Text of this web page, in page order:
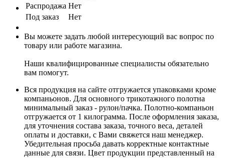
Распродажа Нет
Под заказ
Нет
Вы можете задать любой интересующий вас вопрос по
товару или работе магазина.
Наши квалифицированные специалисты обязательно
вам помогут.
Вся продукция на сайте отгружается упаковками кроме
компаньонов. Для основного трикотажного полотна
минимальный заказ - рулон/пачка. Полотно-компаньон
отгружается от 1 килограмма. После оформления заказа,
для уточнения состава заказа, точного веса, деталей
оплаты и доставки, с Вами свяжется наш менеджер.
Убедительная просьба давать корректные контактные
данные для связи. Цвет продукции представленный на